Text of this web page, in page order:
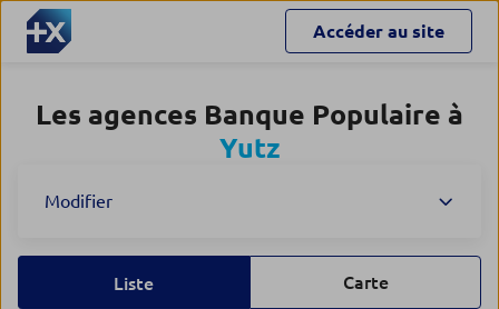
Accéder au site
Les agences Banque Populaire à
Yutz
Modifier
Liste Carte